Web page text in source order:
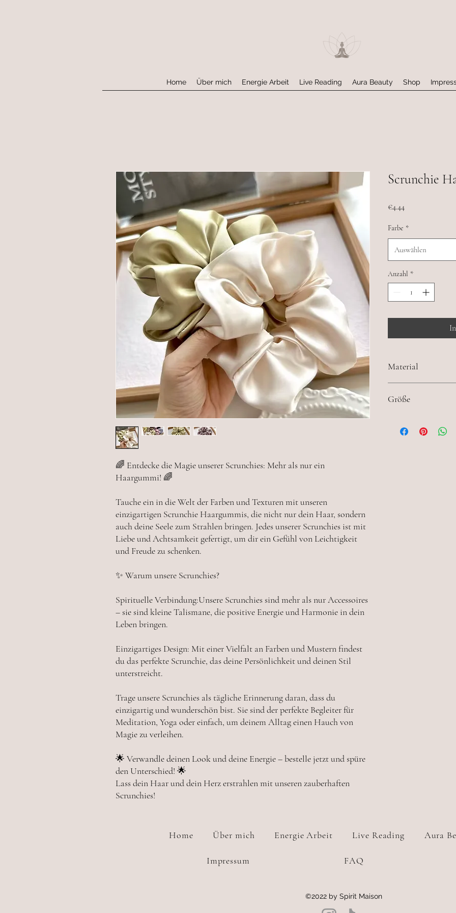
Home Über mich Energie Arbeit Live Reading Aura Beauty Shop
🌈 Entdecke die Magie unserer Scrunchies: Mehr als nur ein
Haargummi! 🌈
Tauche ein in die Welt der Farben und Texturen mit unseren
einzigartigen Scrunchie Haargummis, die nicht nur dein Haar, sondern
auch deine Seele zum Strahlen bringen. Jedes unserer Scrunchies ist mit
Liebe und Achtsamkeit gefertigt, um dir ein Gefühl von Leichtigkeit
und Freude zu schenken.
✨ Warum unsere Scrunchies?
Spirituelle Verbindung:Unsere Scrunchies sind mehr als nur Accessoires
– sie sind kleine Talismane, die positive Energie und Harmonie in dein
Leben bringen.
Einzigartiges Design: Mit einer Vielfalt an Farben und Mustern findest
du das perfekte Scrunchie, das deine Persönlichkeit und deinen Stil
unterstreicht.
Trage unsere Scrunchies als tägliche Erinnerung daran, dass du
einzigartig und wunderschön bist. Sie sind der perfekte Begleiter für
Meditation, Yoga oder einfach, um deinem Alltag einen Hauch von
Magie zu verleihen.
🌟 Verwandle deinen Look und deine Energie – bestelle jetzt und spüre
den Unterschied! 🌟
Lass dein Haar und dein Herz erstrahlen mit unseren zauberhaften
Scrunchies!
Scrunchie
€4.44Preis
Farbe *
Auswählen
Anzahl *
Material
Größe
Home Über mich Energie Arbeit Live Reading Aura
Impressum FAQ
©2022 by Spirit Maison